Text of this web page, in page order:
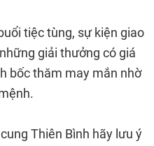
tiệc tùng, sự kiện giao
giải thưởng có giá
bốc thăm may mắn nhờ
Thiên Bình hãy lưu ý